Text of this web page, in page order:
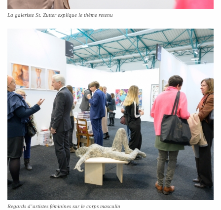
La galeriste St. Zutter explique le thème retenu
Regards d’artistes féminines sur le corps masculin